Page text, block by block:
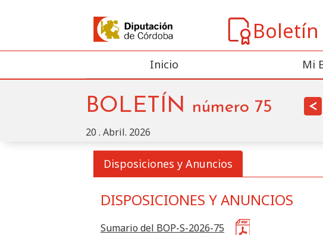
Boletín
Inicio Mi
BOLETÍN número 75
20 . Abril. 2026
<
Disposiciones y Anuncios
Buscar Disposiciones y Anuncios
Sección
DISPOSICIONES Y ANUNCIOS
Sumario del BOP-S-2026-75